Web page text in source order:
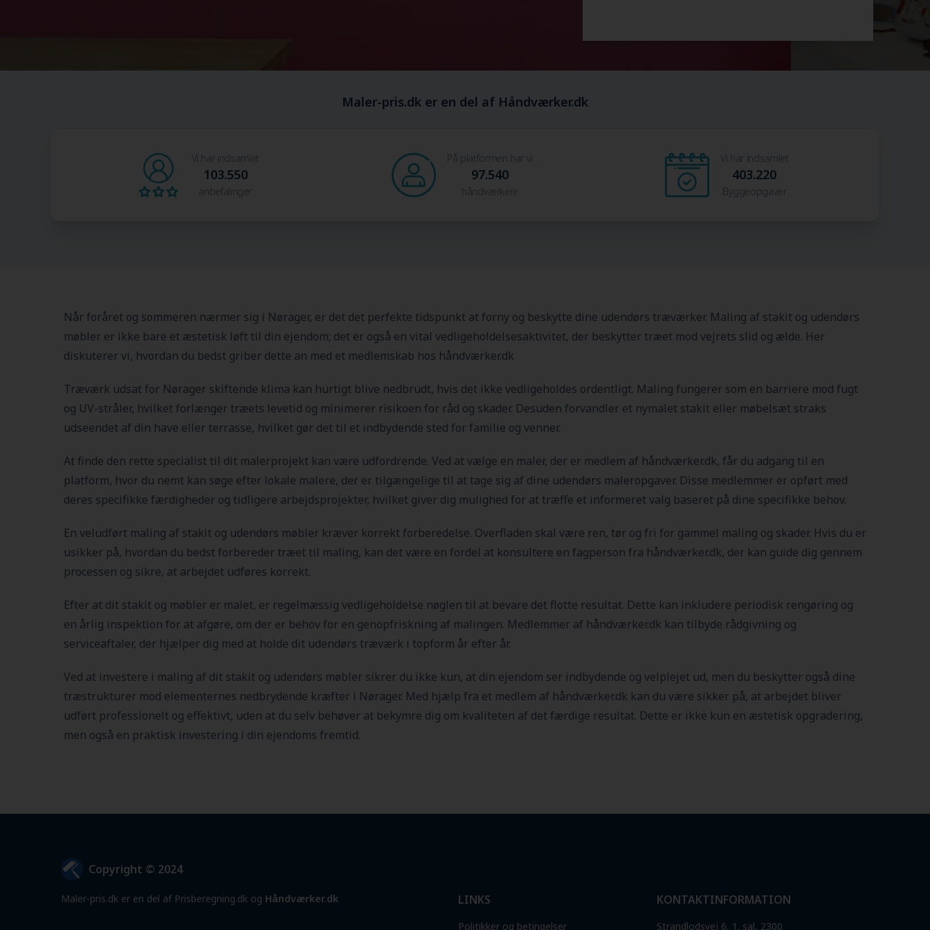
Maler-pris.dk er en del af Håndværker.dk
Vi har indsamlet
103.550
anbefalinger
På platformen har vi
97.540
håndværkere
Vi har indsamlet
403.220
Byggeopgaver
Når foråret og sommeren nærmer sig i Nørager, er det det perfekte tidspunkt at forny og beskytte dine udendørs træværker. Maling af stakit og udendørs
møbler er ikke bare et æstetisk løft til din ejendom; det er også en vital vedligeholdelsesaktivitet, der beskytter træet mod vejrets slid og ælde. Her
diskuterer vi, hvordan du bedst griber dette an med et medlemskab hos håndværker.dk
Træværk udsat for Nørager skiftende klima kan hurtigt blive nedbrudt, hvis det ikke vedligeholdes ordentligt. Maling fungerer som en barriere mod fugt
og UV-stråler, hvilket forlænger træets levetid og minimerer risikoen for råd og skader. Desuden forvandler et nymalet stakit eller møbelsæt straks
udseendet af din have eller terrasse, hvilket gør det til et indbydende sted for familie og venner.
At finde den rette specialist til dit malerprojekt kan være udfordrende. Ved at vælge en maler, der er medlem af håndværker.dk, får du adgang til en
platform, hvor du nemt kan søge efter lokale malere, der er tilgængelige til at tage sig af dine udendørs maleropgaver. Disse medlemmer er opført med
deres specifikke færdigheder og tidligere arbejdsprojekter, hvilket giver dig mulighed for at træffe et informeret valg baseret på dine specifikke behov.
En veludført maling af stakit og udendørs møbler kræver korrekt forberedelse. Overfladen skal være ren, tør og fri for gammel maling og skader. Hvis du er
usikker på, hvordan du bedst forbereder træet til maling, kan det være en fordel at konsultere en fagperson fra håndværker.dk, der kan guide dig gennem
processen og sikre, at arbejdet udføres korrekt.
Efter at dit stakit og møbler er malet, er regelmæssig vedligeholdelse nøglen til at bevare det flotte resultat. Dette kan inkludere periodisk rengøring og
en årlig inspektion for at afgøre, om der er behov for en genopfriskning af malingen. Medlemmer af håndværker.dk kan tilbyde rådgivning og
serviceaftaler, der hjælper dig med at holde dit udendørs træværk i topform år efter år.
Ved at investere i maling af dit stakit og udendørs møbler sikrer du ikke kun, at din ejendom ser indbydende og velplejet ud, men du beskytter også dine
træstrukturer mod elementernes nedbrydende kræfter i Nørager. Med hjælp fra et medlem af håndværker.dk kan du være sikker på, at arbejdet bliver
udført professionelt og effektivt, uden at du selv behøver at bekymre dig om kvaliteten af det færdige resultat. Dette er ikke kun en æstetisk opgradering,
men også en praktisk investering i din ejendoms fremtid.
Copyright © 2024
Maler-pris.dk er en del af Prisberegning.dk og Håndværker.dk LINKS
Politikker og betingelser
KONTAKTINFORMATION
Strandlodsvej 6, 1. sal, 2300